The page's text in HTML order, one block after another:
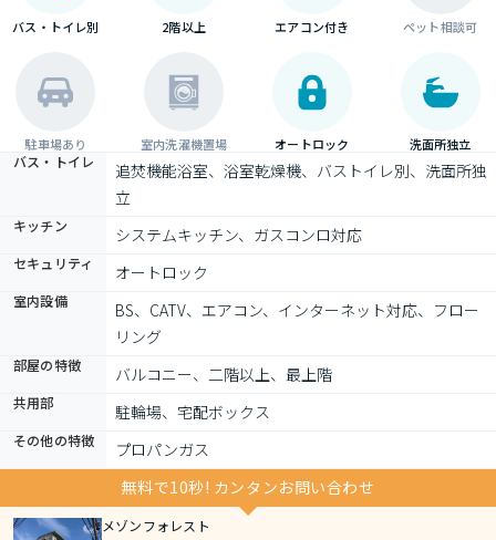
バス・トイレ別 2階以上 エアコン付き ペット相談可
駐車場あり 室内洗濯機置場 オートロック 洗面所独立
バス・トイレ
追焚機能浴室、浴室乾燥機、バストイレ別、洗面所独
立
キッチン システムキッチン、ガスコンロ対応
セキュリティ オートロック
室内設備
BS、CATV、エアコン、インターネット対応、フロー
リング
部屋の特徴 バルコニー、二階以上、最上階
共用部 駐輪場、宅配ボックス
その他の特徴
プロパンガス
無料で10秒! カンタンお問い合わせ
メゾンフォレスト